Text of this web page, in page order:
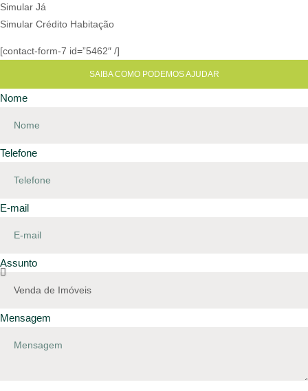
Simular Já
Simular Crédito Habitação
[contact-form-7 id=”5462″ /]
SAIBA COMO PODEMOS AJUDAR
Nome
Telefone
E-mail
Assunto
Mensagem